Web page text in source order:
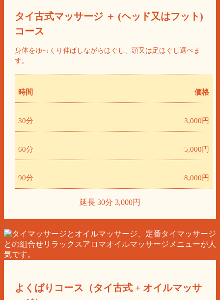
タイ古式マッサージ ＋ (ヘッド又はフット)
コース
身体をゆっくり伸ばしながらほぐし、頭又は足ほぐし選べま
す。
時間 価格
30分 3,000円
60分 5,000円
90分 8,000円
延長 30分 3,000円
よくばりコース（タイ古式 + オイルマッサ